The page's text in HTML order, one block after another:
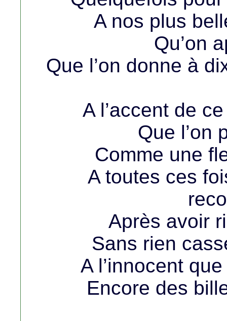
A nos plus
Qu’on
Que l’on donne à
A l’accent de
Que l’on
Comme une
A toutes ces
Après avoir
Sans rien
A l’innocent
Encore des